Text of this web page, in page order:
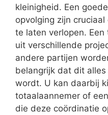
kleinigheid. Een
opvolging zijn
te laten verlopen.
uit verschillende
andere partijen
belangrijk dat dit
wordt. U kan daarbij
totaalaannemer of
die deze coördinatie